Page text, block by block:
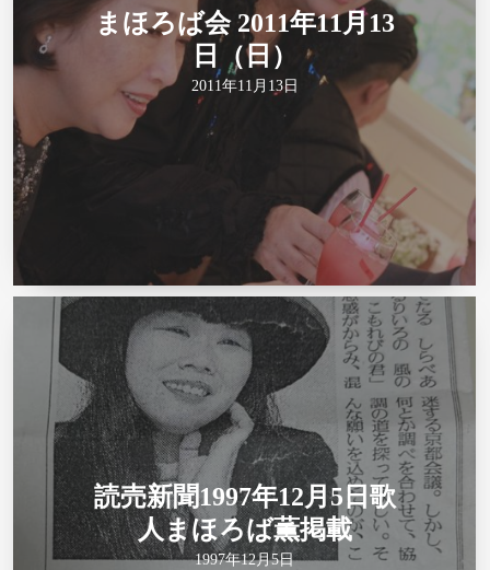
まほろば会 2011年11月13
日（日）
2011年11月13日
読売新聞1997年12月5日歌
人まほろば薫掲載
1997年12月5日